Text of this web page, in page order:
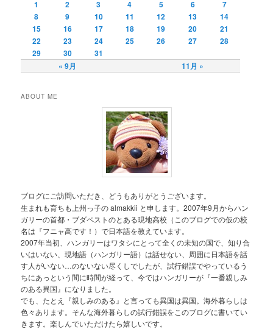
« 9月 11月 »
1 2 3 4 5 6
7
8
9 10 11 12 13
14
15
16 17 18 19 20
21
22
23 24 25 26 27
28
29
30 31
ABOUT ME
ブログにご訪問いただき、どうもありがとうございます。
生まれも育ちも上州っ子の almakkii と申します。2007年9月からハン
ガリーの首都・ブダペストのとある現地高校（このブログでの仮の校
名は『フニャ高です！）で日本語を教えています。
2007年当初、ハンガリーはワタシにとって全くの未知の国で、知り合
いはいない、現地語（ハンガリー語）は話せない、周囲に日本語を話
す人がいない…のないない尽くしでしたが、試行錯誤でやっているう
ちにあっという間に時間が経って、今ではハンガリーが『一番親しみ
のある異国』になりました。
でも、たとえ『親しみのある』と言っても異国は異国。海外暮らしは
色々あります。そんな海外暮らしの試行錯誤をこのブログに書いてい
きます。楽しんでいただけたら嬉しいです。